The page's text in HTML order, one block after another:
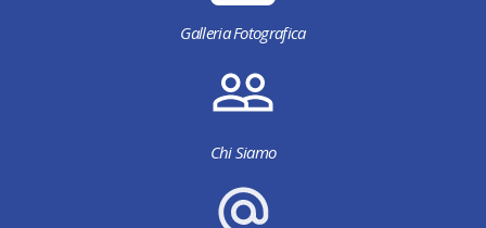
Galleria Fotografica
Chi Siamo